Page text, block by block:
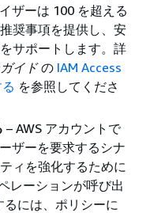
ザーは 100 を超える
奨事項を提供し、安
サポートします。詳
イドの IAM Access
を参照してくださ
– AWS アカウントで
ザーを要求するシナ
ィを強化するために
レーションが呼び出
るには、ポリシーに